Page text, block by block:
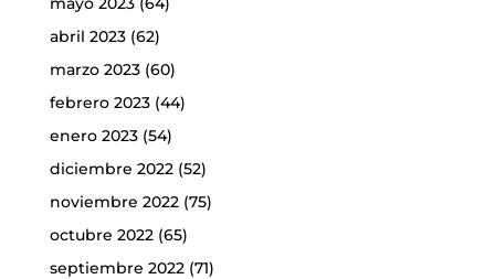
abril 2023(62)
marzo 2023(60)
febrero 2023(44)
enero 2023(54)
diciembre 2022(52)
noviembre 2022(75)
octubre 2022(65)
septiembre 2022(71)